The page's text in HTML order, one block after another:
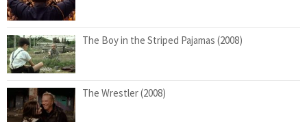
The Boy in the Striped Pajamas (2008)
The Wrestler (2008)